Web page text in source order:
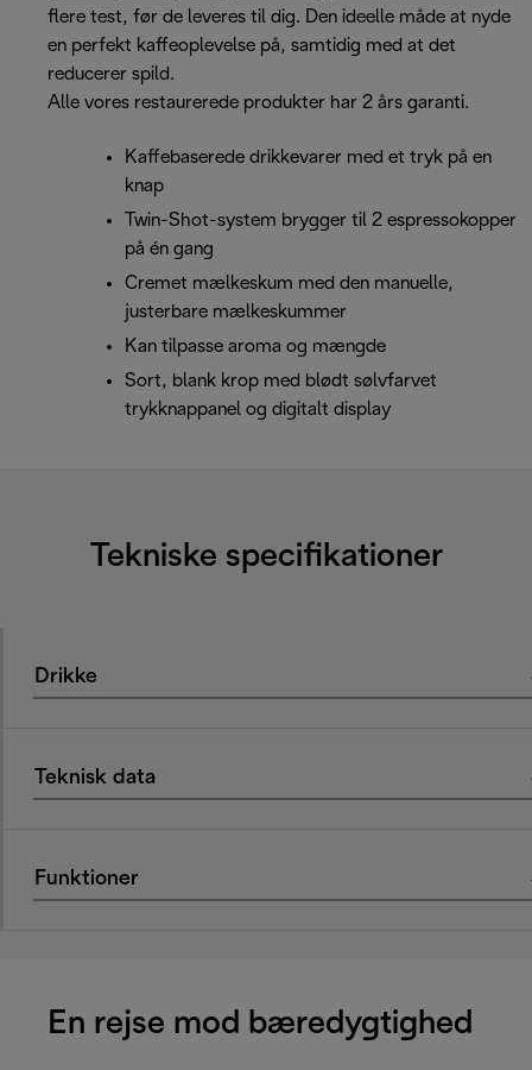
flere test, før de leveres til dig. Den ideelle måde at nyde
en perfekt kaffeoplevelse på, samtidig med at det
reducerer spild.
Alle vores restaurerede produkter har 2 års garanti.
Kaffebaserede drikkevarer med et tryk på en
knap
Twin-Shot-system brygger til 2 espressokopper
på én gang
Cremet mælkeskum med den manuelle,
justerbare mælkeskummer
Kan tilpasse aroma og mængde
Sort, blank krop med blødt sølvfarvet
trykknappanel og digitalt display
Tekniske specifikationer
Drikke
Teknisk data
Funktioner
En rejse mod bæredygtighed